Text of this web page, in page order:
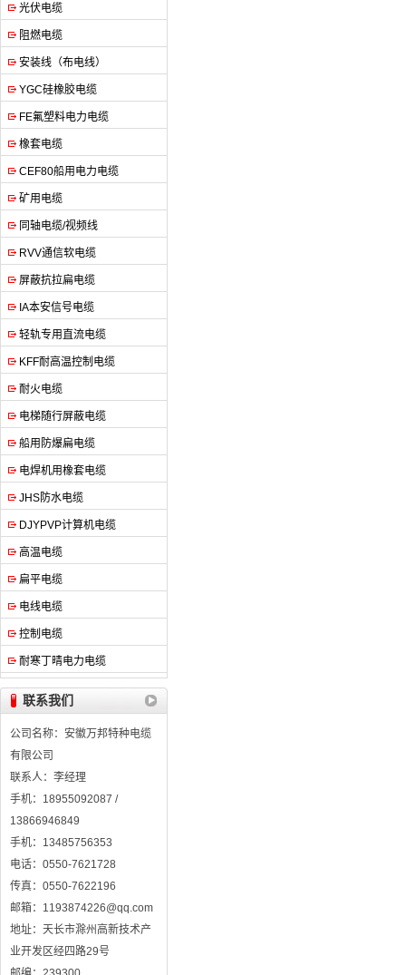
光伏电缆
阻燃电缆
安装线（布电线）
YGC硅橡胶电缆
FE氟塑料电力电缆
橡套电缆
CEF80船用电力电缆
矿用电缆
同轴电缆/视频线
RVV通信软电缆
屏蔽抗拉扁电缆
IA本安信号电缆
轻轨专用直流电缆
KFF耐高温控制电缆
耐火电缆
电梯随行屏蔽电缆
船用防爆扁电缆
电焊机用橡套电缆
JHS防水电缆
DJYPVP计算机电缆
高温电缆
扁平电缆
电线电缆
控制电缆
耐寒丁晴电力电缆
联系我们
公司名称：安徽万邦特种电缆
有限公司
联系人：李经理
手机：18955092087 /
13866946849
手机：13485756353
电话：0550-7621728
传真：0550-7622196
邮箱：1193874226@qq.com
地址：天长市滁州高新技术产
业开发区经四路29号